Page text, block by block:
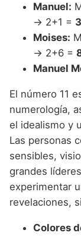
Manuel:
→ 2+1 = 3
Moises:
→ 2+6 =
Manuel
El número 11
numerología,
el idealismo y
Las personas
sensibles,
grandes
experimentar
revelaciones,
Colores